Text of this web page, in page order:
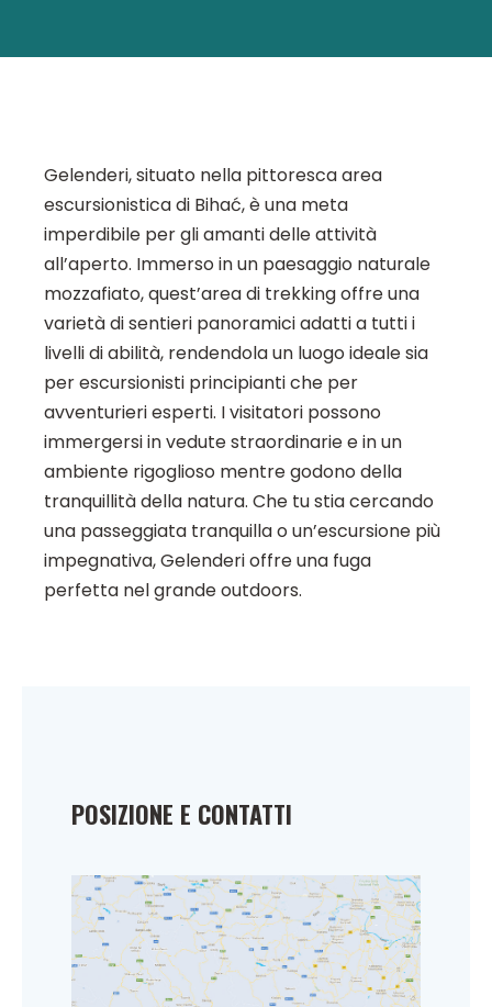
Gelenderi, situato nella pittoresca area
escursionistica di Bihać, è una meta
imperdibile per gli amanti delle attività
all’aperto. Immerso in un paesaggio naturale
mozzafiato, quest’area di trekking offre una
varietà di sentieri panoramici adatti a tutti i
livelli di abilità, rendendola un luogo ideale sia
per escursionisti principianti che per
avventurieri esperti. I visitatori possono
immergersi in vedute straordinarie e in un
ambiente rigoglioso mentre godono della
tranquillità della natura. Che tu stia cercando
una passeggiata tranquilla o un’escursione più
impegnativa, Gelenderi offre una fuga
perfetta nel grande outdoors.
POSIZIONE E CONTATTI